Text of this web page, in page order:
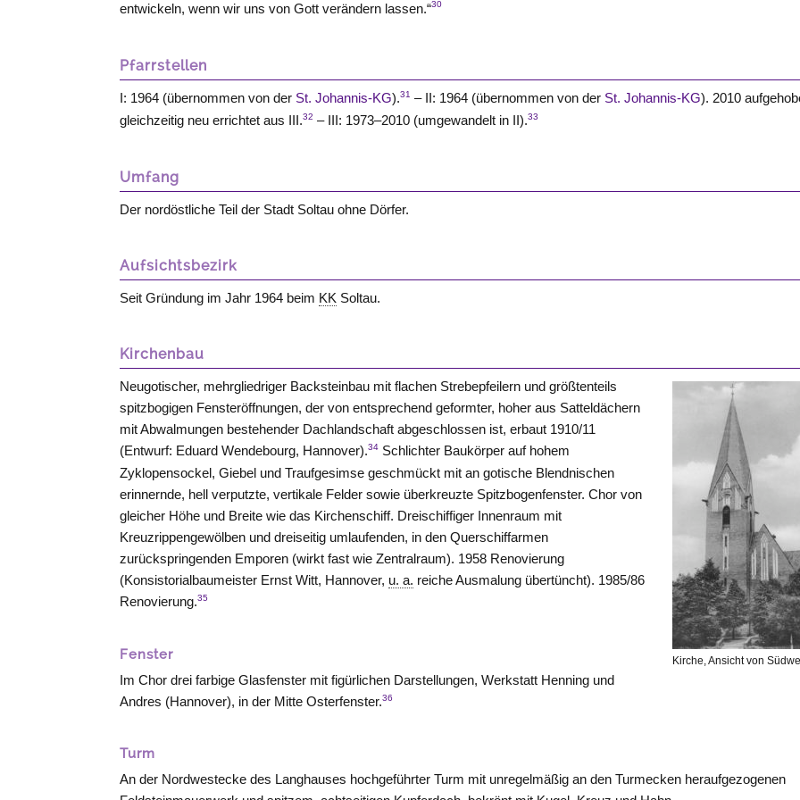
entwickeln, wenn wir uns von Gott verändern lassen.“30
Pfarrstellen
I: 1964 (übernommen von der St. Johannis-KG).31 – II: 1964 (übernommen von der St. Johannis-KG). 2010
gleichzeitig neu errichtet aus III.32 – III: 1973–2010 (umgewandelt in II).33
Umfang
Der nordöstliche Teil der Stadt Soltau ohne Dörfer.
Aufsichtsbezirk
Seit Gründung im Jahr 1964 beim KK Soltau.
Kirchenbau
Kirche, Ansicht von
Neugotischer, mehrgliedriger Backsteinbau mit flachen Strebepfeilern und größtenteils
spitzbogigen Fensteröffnungen, der von entsprechend geformter, hoher aus Satteldächern
mit Abwalmungen bestehender Dachlandschaft abgeschlossen ist, erbaut 1910/11
(Entwurf: Eduard Wendebourg, Hannover).34 Schlichter Baukörper auf hohem
Zyklopensockel, Giebel und Traufgesimse geschmückt mit an gotische Blendnischen
erinnernde, hell verputzte, vertikale Felder sowie überkreuzte Spitzbogenfenster. Chor von
gleicher Höhe und Breite wie das Kirchenschiff. Dreischiffiger Innenraum mit
Kreuzrippengewölben und dreiseitig umlaufenden, in den Querschiffarmen
zurückspringenden Emporen (wirkt fast wie Zentralraum). 1958 Renovierung
(Konsistorialbaumeister Ernst Witt, Hannover, u. a. reiche Ausmalung übertüncht). 1985/86
Renovierung.35
Fenster
Im Chor drei farbige Glasfenster mit figürlichen Darstellungen, Werkstatt Henning und
Andres (Hannover), in der Mitte Osterfenster.36
Turm
An der Nordwestecke des Langhauses hochgeführter Turm mit unregelmäßig an den Turmecken heraufgezogenen